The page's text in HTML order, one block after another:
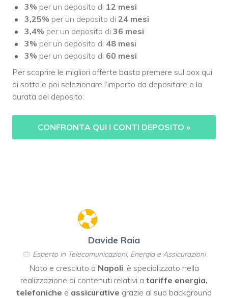
3% per un deposito di 12 mesi
3,25% per un deposito di 24 mesi
3,4% per un deposito di 36 mesi
3% per un deposito di 48 mesi
3% per un deposito di 60 mesi
Per scoprire le migliori offerte basta premere sul box qui
di sotto e poi selezionare l’importo da depositare e la
durata del deposito:
CONFRONTA QUI I CONTI DEPOSITO »
Davide Raia
Esperto in Telecomunicazioni, Energia e Assicurazioni
Nato e cresciuto a Napoli , è specializzato nella
realizzazione di contenuti relativi a tariffe energia,
telefoniche e assicurative grazie al suo background